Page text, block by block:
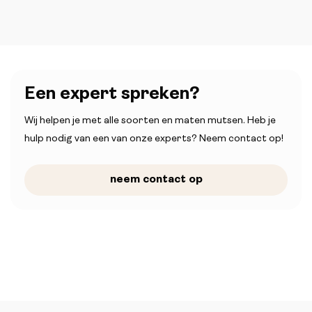
Een expert spreken?
Wij helpen je met alle soorten en maten mutsen. Heb je
hulp nodig van een van onze experts? Neem contact op!
neem contact op